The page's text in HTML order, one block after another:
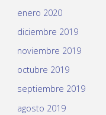
enero 2020
diciembre 2019
noviembre 2019
octubre 2019
septiembre 2019
agosto 2019